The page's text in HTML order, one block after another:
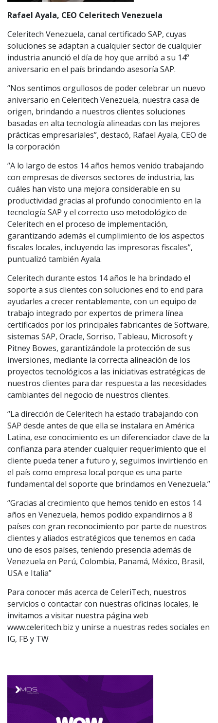
Rafael Ayala, CEO Celeritech Venezuela
Celeritech Venezuela, canal certificado SAP, cuyas
soluciones se adaptan a cualquier sector de cualquier
industria anunció el día de hoy que arribó a su 14º
aniversario en el país brindando asesoría SAP.
“Nos sentimos orgullosos de poder celebrar un nuevo
aniversario en Celeritech Venezuela, nuestra casa de
origen, brindando a nuestros clientes soluciones
basadas en alta tecnología alineadas con las mejores
prácticas empresariales”, destacó, Rafael Ayala, CEO de
la corporación
“A lo largo de estos 14 años hemos venido trabajando
con empresas de diversos sectores de industria, las
cuáles han visto una mejora considerable en su
productividad gracias al profundo conocimiento en la
tecnología SAP y el correcto uso metodológico de
Celeritech en el proceso de implementación,
garantizando además el cumplimiento de los aspectos
fiscales locales, incluyendo las impresoras fiscales”,
puntualizó también Ayala.
Celeritech durante estos 14 años le ha brindado el
soporte a sus clientes con soluciones end to end para
ayudarles a crecer rentablemente, con un equipo de
trabajo integrado por expertos de primera línea
certificados por los principales fabricantes de Software,
sistemas SAP, Oracle, Sorriso, Tableau, Microsoft y
Pitney Bowes, garantizándole la protección de sus
inversiones, mediante la correcta alineación de los
proyectos tecnológicos a las iniciativas estratégicas de
nuestros clientes para dar respuesta a las necesidades
cambiantes del negocio de nuestros clientes.
“La dirección de Celeritech ha estado trabajando con
SAP desde antes de que ella se instalara en América
Latina, ese conocimiento es un diferenciador clave de la
confianza para atender cualquier requerimiento que el
cliente pueda tener a futuro y, seguimos invirtiendo en
el país como empresa local porque es una parte
fundamental del soporte que brindamos en Venezuela.”
“Gracias al crecimiento que hemos tenido en estos 14
años en Venezuela, hemos podido expandirnos a 8
países con gran reconocimiento por parte de nuestros
clientes y aliados estratégicos que tenemos en cada
uno de esos países, teniendo presencia además de
Venezuela en Perú, Colombia, Panamá, México, Brasil,
USA e Italia”
Para conocer más acerca de CeleriTech, nuestros
servicios o contactar con nuestras oficinas locales, le
invitamos a visitar nuestra página web
www.celeritech.biz y unirse a nuestras redes sociales en
IG, FB y TW